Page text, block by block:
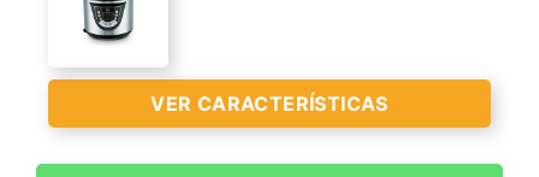
VER CARACTERÍSTICAS